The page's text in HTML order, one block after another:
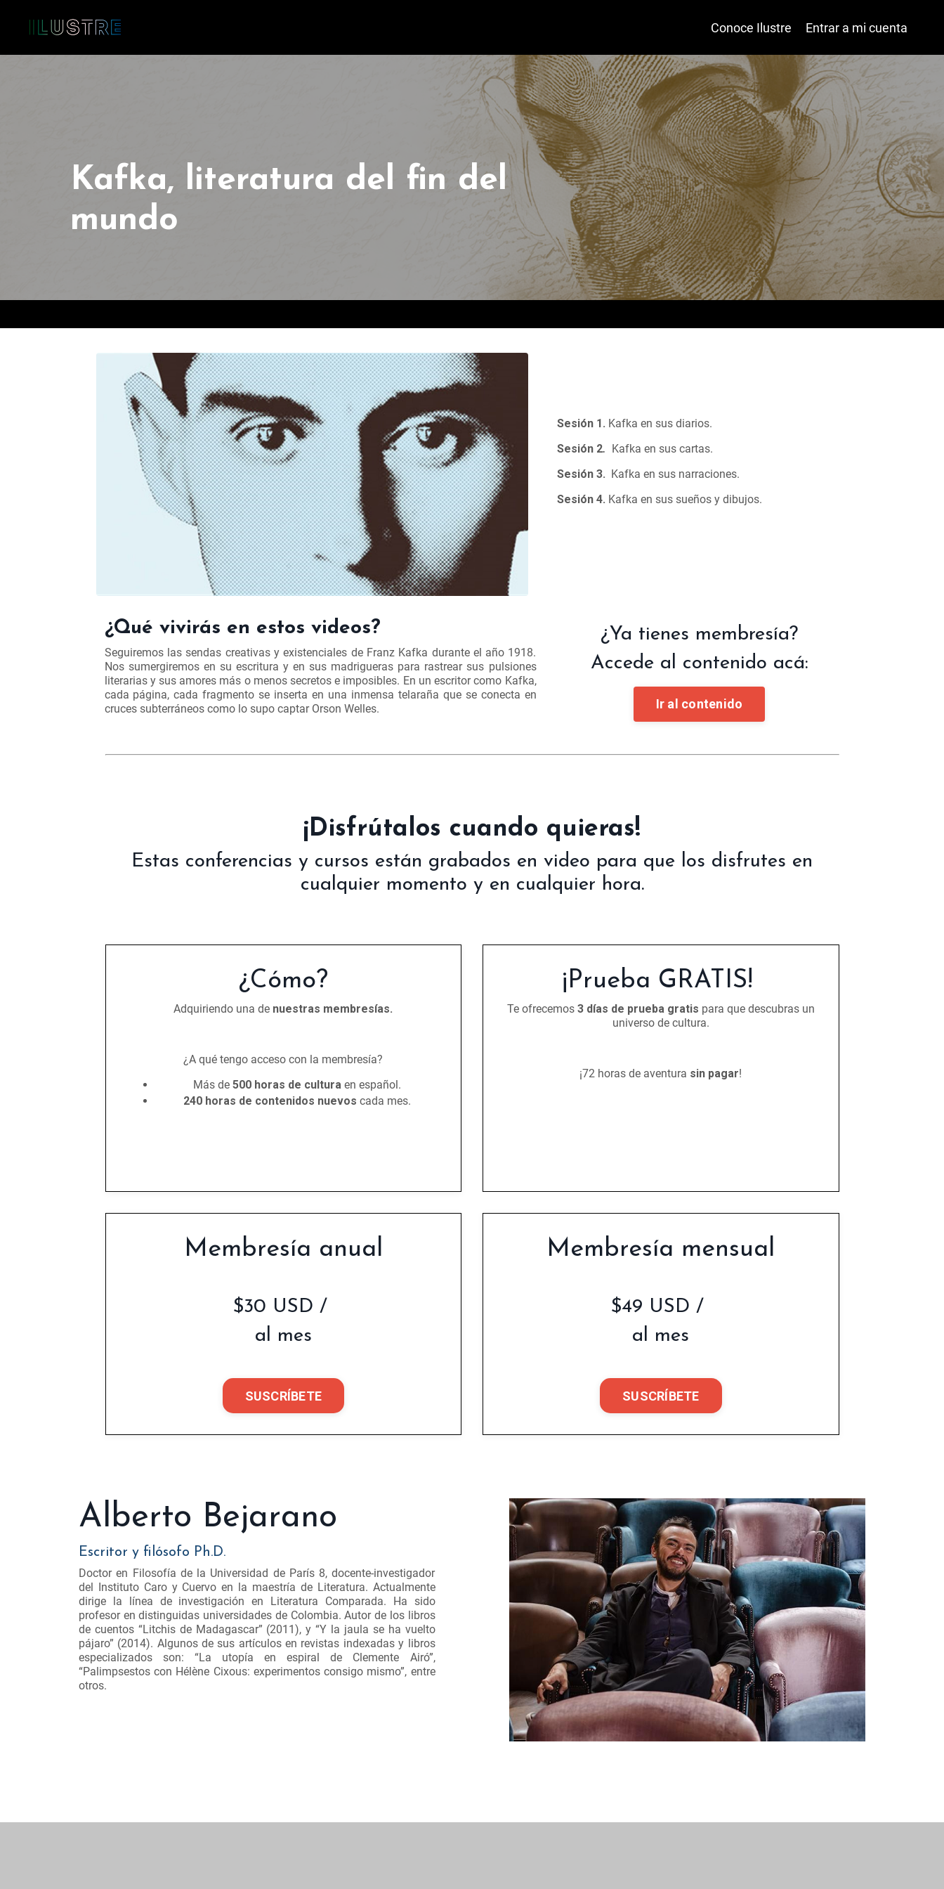
Conoce Ilustre Entrar a mi cuenta
Kafka, literatura del fin del
mundo
Sesión 1. Kafka en sus diarios.
Sesión 2.
Kafka en sus cartas.
Sesión 3. Kafka en sus narraciones.
Sesión 4. Kafka en sus sueños y dibujos.
¿Qué vivirás en estos videos?
Seguiremos las sendas creativas y existenciales de Franz Kafka durante el año 1918.
Nos sumergiremos en su escritura y en sus madrigueras para rastrear sus pulsiones
literarias y sus amores más o menos secretos e imposibles. En un escritor como Kafka,
cada página, cada fragmento se inserta en una inmensa telaraña que se conecta en
cruces subterráneos como lo supo captar Orson Welles.
¿Ya tienes membresía?
Accede al contenido acá:
Ir al contenido
¡Disfrútalos cuando quieras!
Estas conferencias y cursos están grabados en video para que los disfrutes en
cualquier momento y en cualquier hora.
¿Cómo?
Adquiriendo una de nuestras membresías.
¿A qué tengo acceso con la membresía?
Más de 500 horas de cultura en español.
240 horas de contenidos nuevos cada mes.
¡Prueba GRATIS!
Te ofrecemos 3 días de prueba gratis para que descubras un
universo de cultura.
¡72 horas de aventura sin pagar!
Membresía anual
$30 USD /
al mes
SUSCRÍBETE
Membresía mensual
$49 USD /
al mes
SUSCRÍBETE
Alberto Bejarano
Escritor y filósofo Ph.D.
Doctor en Filosofía de la Universidad de París 8, docente-investigador
del Instituto Caro y Cuervo en la maestría de Literatura. Actualmente
dirige la línea de investigación en Literatura Comparada. Ha sido
profesor en distinguidas universidades de Colombia. Autor de los libros
de cuentos “Litchis de Madagascar” (2011), y “Y la jaula se ha vuelto
pájaro” (2014). Algunos de sus artículos en revistas indexadas y libros
especializados son: “La utopía en espiral de Clemente Airó”,
“Palimpsestos con Hélène Cixous: experimentos consigo mismo”, entre
otros.